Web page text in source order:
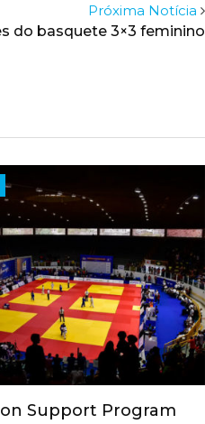
Próxima Notícia
do basquete 3×3 feminino
Support Program